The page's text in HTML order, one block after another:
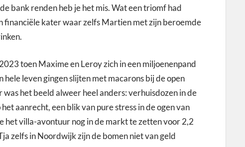
bank renden heb je het mis. Wat een triomf had
financiële kater waar zelfs Martien met zijn beroemde
toen Maxime en Leroy zich in een miljoenenpand
hele leven gingen slijten met macarons bij de open
het beeld alweer heel anders: verhuisdozen in de
aanrecht, een blik van pure stress in de ogen van
het villa-avontuur nog in de markt te zetten voor 2,2
zelfs in Noordwijk zijn de bomen niet van geld